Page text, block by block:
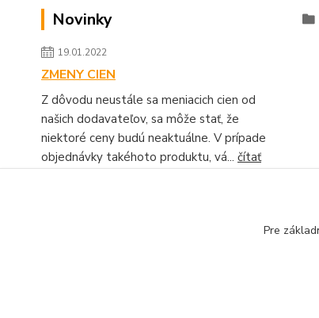
Novinky
19.01.2022
ZMENY CIEN
Z dôvodu neustále sa meniacich cien od
našich dodavateľov, sa môže stať, že
niektoré ceny budú neaktuálne. V prípade
objednávky takéhoto produktu, vá... čítať
Pre